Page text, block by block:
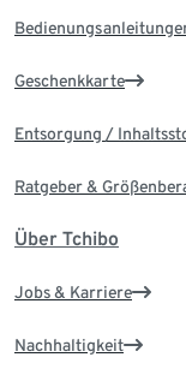
Geschenkkarte
Entsorgung /
Ratgeber &
Über Tchibo
Jobs & Karriere
Nachhaltigkeit